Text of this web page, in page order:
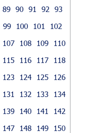
89 90 91 92
93
99 100 101
102
107 108 109
110
115 116 117
118
123 124 125
126
131 132 133
134
139 140 141
142
147 148 149
150